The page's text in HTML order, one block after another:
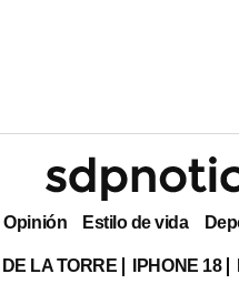
Opinión Estilo de vida
LA TORRE IPHONE 18